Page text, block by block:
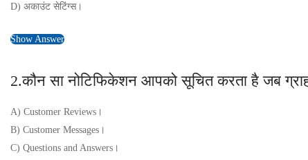
D) अकाउंट सेटिंग्स।
Show Answer
2.कौन सा नोटिफिकेशन आपको सूचित करता है जब
A) Customer Reviews।
B) Customer Messages।
C) Questions and Answers।